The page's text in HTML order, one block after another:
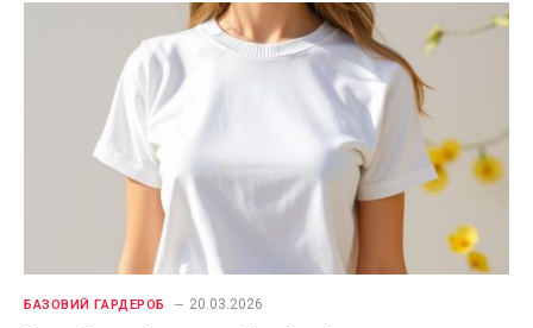
БАЗОВИЙ ГАРДЕРОБ 20.03.2026